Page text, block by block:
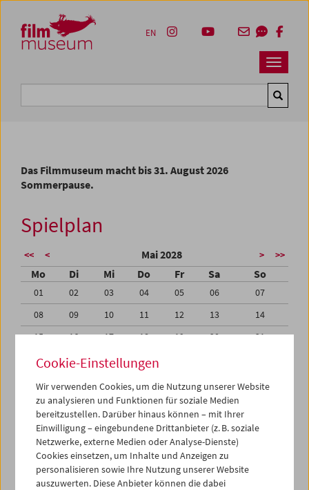
Zum Inhalt
Zum Hauptmenü
Zur Servicenavigation
Zum Suche
Navbar
EN
Das Filmmuseum macht bis 31. August 2026
Sommerpause.
Spielplan
<< < Mai 2028 > >>
Mo Di Mi Do Fr Sa So
01 02 03 04 05 06
07
08
09 10 11 12 13
14
15
16 17 18 19 20
21
22
23 24 25
29
31 02
04
05
06 07 08 09 10
iCalender
Programmheft-PDF
Cookie-Einstellungen
Wir verwenden Cookies, um die Nutzung unserer Website
zu analysieren und Funktionen für soziale Medien
bereitzustellen. Darüber hinaus können – mit Ihrer
Einwilligung – eingebundene Drittanbieter (z. B. soziale
Netzwerke, externe Medien oder Analyse-Dienste)
Cookies einsetzen, um Inhalte und Anzeigen zu
personalisieren sowie Ihre Nutzung unserer Website
auszuwerten. Diese Anbieter können die dabei